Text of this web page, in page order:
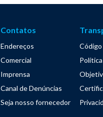
Contatos
Endereços
Comercial
Imprensa
Canal de Denúncias
Seja nosso fornecedor
Política